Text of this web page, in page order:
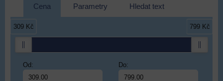
Cena Parametry Hledat text
Od: Do:
309 Kč 799 Kč